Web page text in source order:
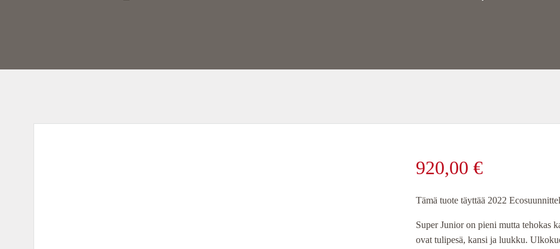
920,00 €
Tämä tuote täyttää 2022
Super Junior on pieni mutta tehokas
ovat tulipesä, kansi ja luukku.